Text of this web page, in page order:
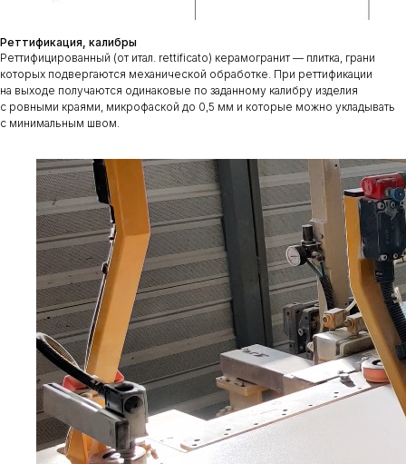
Реттификация, калибры
Реттифицированный (от итал. rettificato) керамогранит — плитка, грани
которых подвергаются механической обработке. При реттификации
на выходе получаются одинаковые по заданному калибру изделия
с ровными краями, микрофаской до 0,5 мм и которые можно укладывать
с минимальным швом.